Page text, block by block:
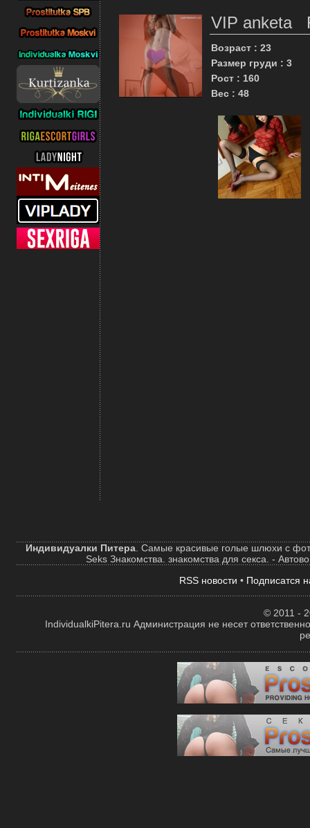
VIP anketa
Возраст : 23
Размер груди : 3
Рост : 160
Вес : 48
Индивидуалки Питера. Самые красивые голые шлюхи с
Seks Знакомства. знакомства для секса. -
RSS новости • Подписатся
© 2011 -
IndividualkiPitera.ru Администрация не несет